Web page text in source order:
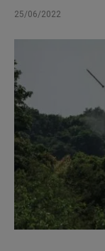
25/06/2022